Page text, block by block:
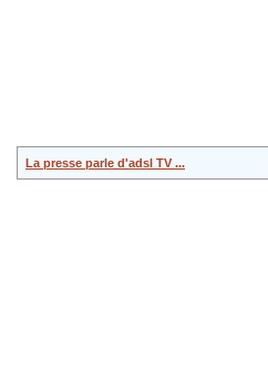
La presse parle d'adsl TV ...